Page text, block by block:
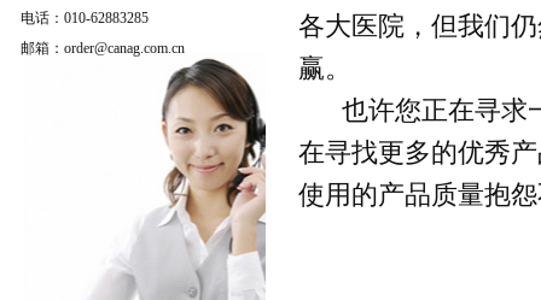
电话：010-62883285
邮箱：order@canag.com.cn
各大医院，但我们
赢。
也许您正在寻求
在寻找更多的优秀
使用的产品质量抱